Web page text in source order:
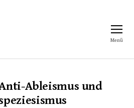
Menü
Ableismus und